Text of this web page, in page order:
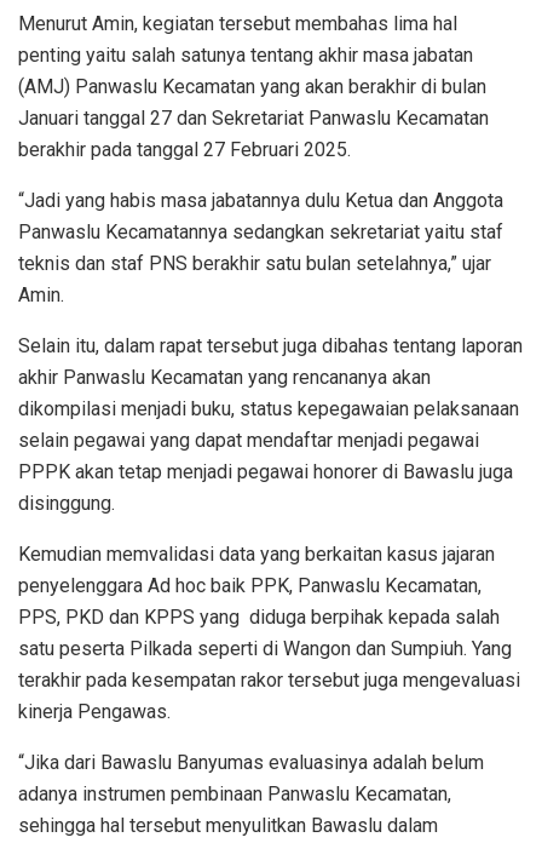
Menurut Amin, kegiatan tersebut membahas lima hal
penting yaitu salah satunya tentang akhir masa jabatan
(AMJ) Panwaslu Kecamatan yang akan berakhir di bulan
Januari tanggal 27 dan Sekretariat Panwaslu Kecamatan
berakhir pada tanggal 27 Februari 2025.
“Jadi yang habis masa jabatannya dulu Ketua dan Anggota
Panwaslu Kecamatannya sedangkan sekretariat yaitu staf
teknis dan staf PNS berakhir satu bulan setelahnya,” ujar
Amin.
Selain itu, dalam rapat tersebut juga dibahas tentang laporan
akhir Panwaslu Kecamatan yang rencananya akan
dikompilasi menjadi buku, status kepegawaian pelaksanaan
selain pegawai yang dapat mendaftar menjadi pegawai
PPPK akan tetap menjadi pegawai honorer di Bawaslu juga
disinggung.
Kemudian memvalidasi data yang berkaitan kasus jajaran
penyelenggara Ad hoc baik PPK, Panwaslu Kecamatan,
PPS, PKD dan KPPS yang diduga berpihak kepada salah
satu peserta Pilkada seperti di Wangon dan Sumpiuh. Yang
terakhir pada kesempatan rakor tersebut juga mengevaluasi
kinerja Pengawas.
“Jika dari Bawaslu Banyumas evaluasinya adalah belum
adanya instrumen pembinaan Panwaslu Kecamatan,
sehingga hal tersebut menyulitkan Bawaslu dalam